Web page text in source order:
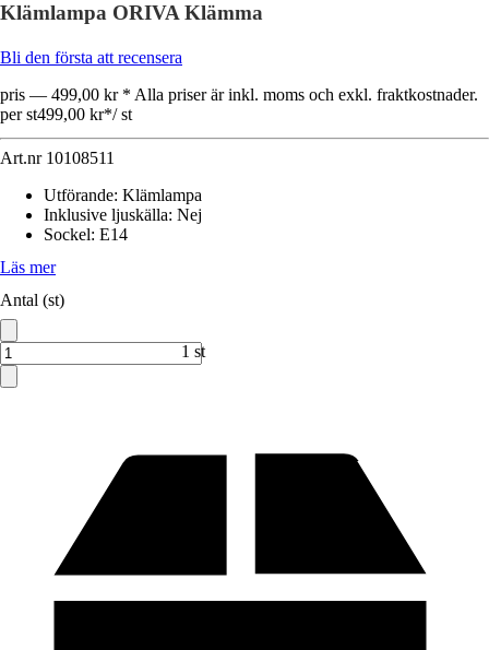
Klämlampa ORIVA Klämma
Bli den första att recensera
pris — 499,00 kr * Alla priser är inkl. moms och exkl. fraktkostnader.
per st499,00 kr*/ st
Art.nr 10108511
Utförande: Klämlampa
Inklusive ljuskälla: Nej
Sockel: E14
Läs mer
Antal (st)
1 st